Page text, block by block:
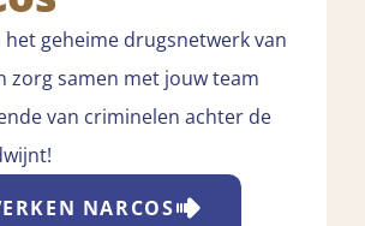
geheime drugsnetwerk van
zorg samen met jouw team
van criminelen achter de
NARCOS